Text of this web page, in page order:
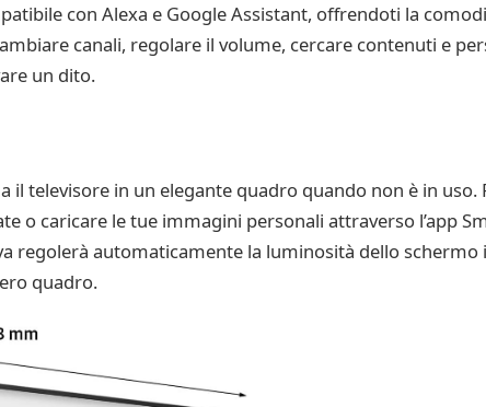
con Alexa e Google Assistant, offrendoti la
canali, regolare il volume, cercare contenuti e
un dito.
il televisore in un elegante quadro quando non è in uso.
o caricare le tue immagini personali attraverso l’app
automaticamente la luminosità dello schermo
quadro.